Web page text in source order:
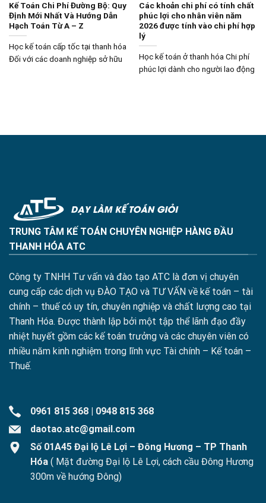
Kế Toán Chi Phí Đường Bộ: Quy
Định Mới Nhất Và Hướng Dẫn
Hạch Toán Từ A – Z
Học kế toán cấp tốc tại thanh hóa
Đối với các doanh nghiệp sở hữu
Các khoản chi phí có tính chất
phúc lợi cho nhân viên năm
2026 được tính vào chi phí hợp
lý
Học kế toán ở thanh hóa Chi phí
phúc lợi dành cho người lao động
TRUNG TÂM KẾ TOÁN CHUYÊN NGHIỆP HÀNG ĐẦU
THANH HÓA ATC
Công ty TNHH Tư vấn và đào tạo ATC là đơn vị chuyên
cung cấp các dịch vụ ĐÀO TẠO và TƯ VẤN về kế toán – tài
chính – thuế có uy tín, chuyên nghiệp và chất lượng cao tại
Thanh Hóa. Được thành lập bởi một tập thể lãnh đạo đầy
nhiệt huyết gồm các kế toán trưởng và các chuyên viên có
nhiều năm kinh nghiệm trong lĩnh vực Tài chính – Kế toán –
Thuế.
0961 815 368 | 0948 815 368
daotao.atc@gmail.com
Số 01A45 Đại lộ Lê Lợi – Đông Hương – TP Thanh
Hóa ( Mặt đường Đại lộ Lê Lợi, cách cầu Đông Hương
300m về hướng Đông)